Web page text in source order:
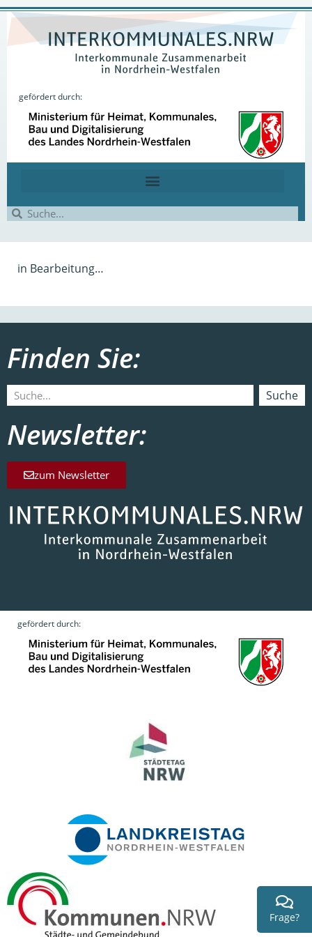
gefördert durch:
in Bearbeitung…
Finden Sie:
Suche
Newsletter:
zum Newsletter
gefördert durch:
Frage?